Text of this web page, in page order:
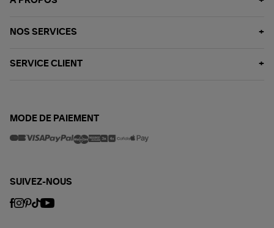
NOS SERVICES
SERVICE CLIENT
MODE DE PAIEMENT
SUIVEZ-NOUS